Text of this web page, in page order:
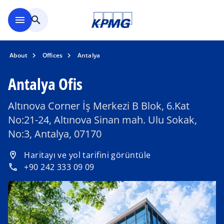
menu search
About Offices Antalya
Antalya Ofis
Altınova Corner İş Merkezi B Blok, 6.Kat
No:21-24, Altınova Sinan mah. Ulu Sokak,
No:3, Antalya, 07170
location_on Haritayı ve yol tarifini görüntüle
o
p
e
n
s
i
phone +90 242 333 09 09